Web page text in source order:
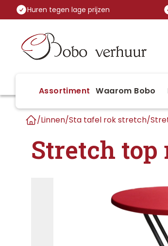
Huren tegen lage prijzen
Assortiment Waarom Bobo
/Linnen/Sta tafel rok stretch/
Stretch top